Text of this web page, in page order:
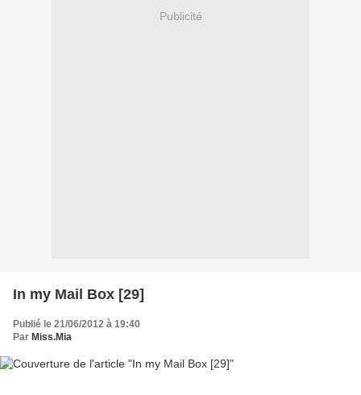
Publicité
In my Mail Box [29]
Publié le 21/06/2012 à 19:40
Par Miss.Mia